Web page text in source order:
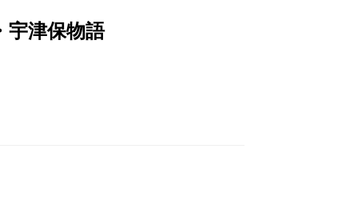
津保物語